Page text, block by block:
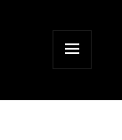
MENÜ
WIDGETS